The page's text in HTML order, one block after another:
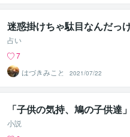
迷惑掛けちゃ駄目なんだっ
占い
7
はづきみこと
2021/07/22
「子供の気持、鳩の子供達」
小説